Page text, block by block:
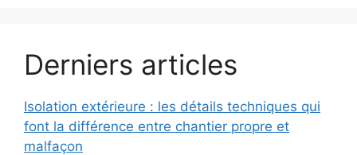
Derniers articles
Isolation extérieure : les détails techniques qui
font la différence entre chantier propre et
malfaçon